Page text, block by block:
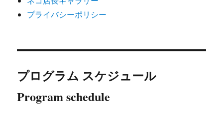
プライバシーポリシー
プログラム スケジュール
Program schedule